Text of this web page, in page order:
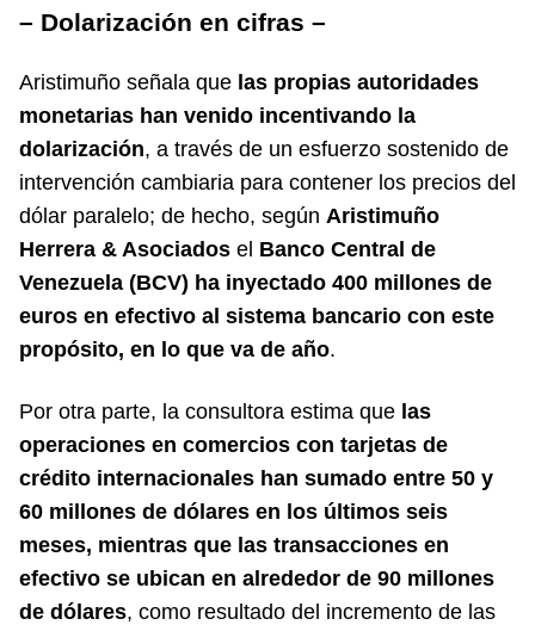
– Dolarización en cifras –
Aristimuño señala que las propias autoridades
monetarias han venido incentivando la
dolarización, a través de un esfuerzo sostenido de
intervención cambiaria para contener los precios del
dólar paralelo; de hecho, según Aristimuño
Herrera & Asociados el Banco Central de
Venezuela (BCV) ha inyectado 400 millones de
euros en efectivo al sistema bancario con este
propósito, en lo que va de año.
Por otra parte, la consultora estima que las
operaciones en comercios con tarjetas de
crédito internacionales han sumado entre 50 y
60 millones de dólares en los últimos seis
meses, mientras que las transacciones en
efectivo se ubican en alrededor de 90 millones
de dólares, como resultado del incremento de las